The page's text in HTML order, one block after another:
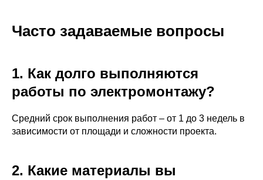
Часто задаваемые вопросы
1. Как долго выполняются
работы по электромонтажу?
Средний срок выполнения работ – от 1 до 3 недель в
зависимости от площади и сложности проекта.
2. Какие материалы вы